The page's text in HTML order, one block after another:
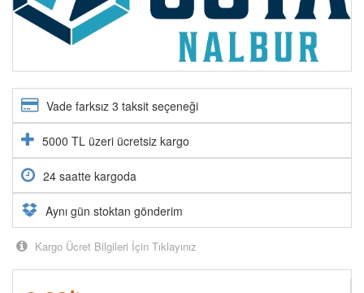
Vade farksız 3 taksit seçeneği
5000 TL üzeri ücretsiz kargo
24 saatte kargoda
Aynı gün stoktan gönderim
Kargo Ücret Bilgileri İçin Tıklayınız